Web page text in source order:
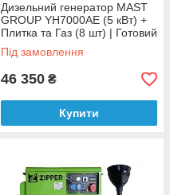
Дизельний генератор MAST
GROUP YH7000AE (5 кВт) +
Плитка та Газ (8 шт) | Готовий
набір для блекауту
Під замовлення
46 350 ₴
Купити